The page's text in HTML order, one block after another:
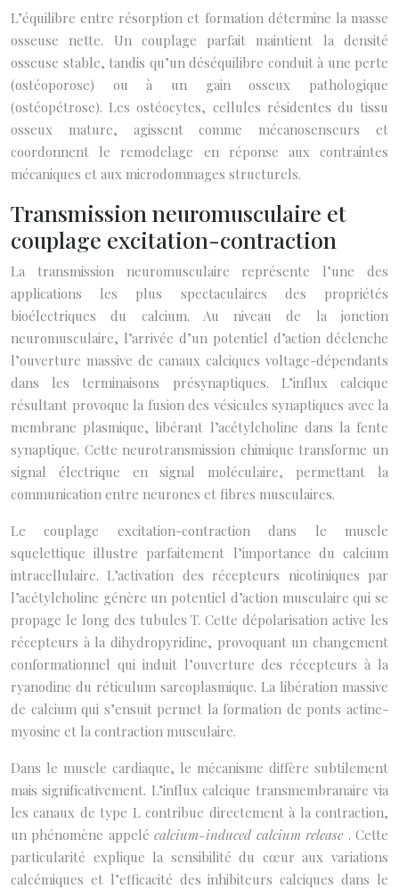
L’équilibre entre résorption et formation détermine la masse
osseuse nette. Un couplage parfait maintient la densité
osseuse stable, tandis qu’un déséquilibre conduit à une perte
(ostéoporose) ou à un gain osseux pathologique
(ostéopétrose). Les ostéocytes, cellules résidentes du tissu
osseux mature, agissent comme mécanosenseurs et
coordonnent le remodelage en réponse aux contraintes
mécaniques et aux microdommages structurels.
Transmission neuromusculaire et
couplage excitation-contraction
La transmission neuromusculaire représente l’une des
applications les plus spectaculaires des propriétés
bioélectriques du calcium. Au niveau de la jonction
neuromusculaire, l’arrivée d’un potentiel d’action déclenche
l’ouverture massive de canaux calciques voltage-dépendants
dans les terminaisons présynaptiques. L’influx calcique
résultant provoque la fusion des vésicules synaptiques avec la
membrane plasmique, libérant l’acétylcholine dans la fente
synaptique. Cette neurotransmission chimique transforme un
signal électrique en signal moléculaire, permettant la
communication entre neurones et fibres musculaires.
Le couplage excitation-contraction dans le muscle
squelettique illustre parfaitement l’importance du calcium
intracellulaire. L’activation des récepteurs nicotiniques par
l’acétylcholine génère un potentiel d’action musculaire qui se
propage le long des tubules T. Cette dépolarisation active les
récepteurs à la dihydropyridine, provoquant un changement
conformationnel qui induit l’ouverture des récepteurs à la
ryanodine du réticulum sarcoplasmique. La libération massive
de calcium qui s’ensuit permet la formation de ponts actine-
myosine et la contraction musculaire.
Dans le muscle cardiaque, le mécanisme diffère subtilement
mais significativement. L’influx calcique transmembranaire via
les canaux de type L contribue directement à la contraction,
un phénomène appelécalcium-induced calcium release . Cette
particularité explique la sensibilité du cœur aux variations
calcémiques et l’efficacité des inhibiteurs calciques dans le